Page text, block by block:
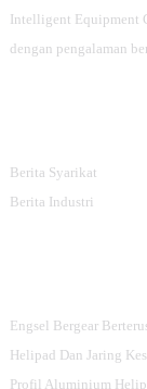
Intelligent Equipment
dengan pengalaman
Berita Syarikat
Berita Industri
Engsel Bergear
Helipad Dan Jaring
Profil Aluminium